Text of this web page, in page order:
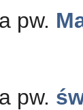
pw.
pw.